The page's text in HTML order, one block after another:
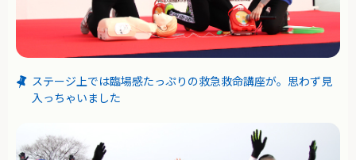
ステージ上では臨場感たっぷりの救急救命講座が。思わず見
入っちゃいました